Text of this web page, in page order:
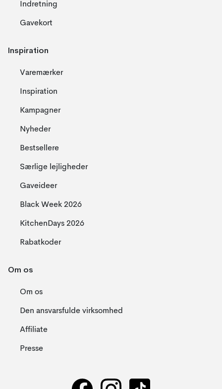
Indretning
Gavekort
Inspiration
Varemærker
Inspiration
Kampagner
Nyheder
Bestsellere
Særlige lejligheder
Gaveideer
Black Week 2026
KitchenDays 2026
Rabatkoder
Om os
Om os
Den ansvarsfulde virksomhed
Affiliate
Presse